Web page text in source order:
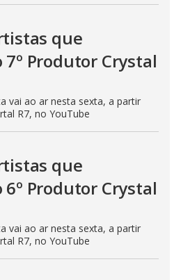
que
Produtor Crystal
vai ao ar nesta sexta, a partir
R7, no YouTube
que
Produtor Crystal
vai ao ar nesta sexta, a partir
R7, no YouTube